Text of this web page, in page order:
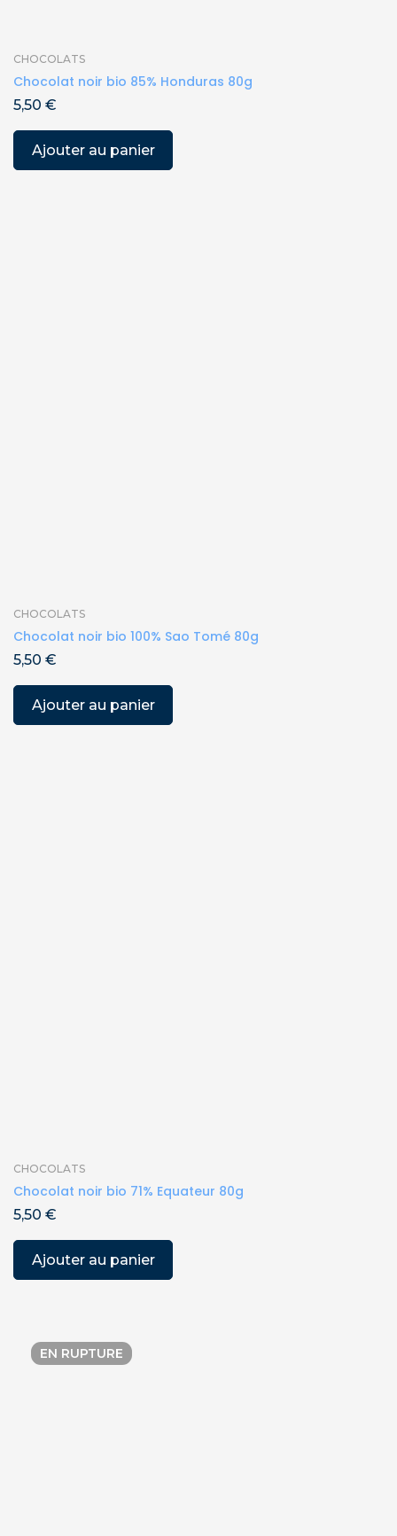
CHOCOLATS
Chocolat noir bio 85% Honduras 80g
5,50 €
Ajouter au panier
CHOCOLATS
Chocolat noir bio 100% Sao Tomé 80g
5,50 €
Ajouter au panier
CHOCOLATS
Chocolat noir bio 71% Equateur 80g
5,50 €
Ajouter au panier
EN RUPTURE